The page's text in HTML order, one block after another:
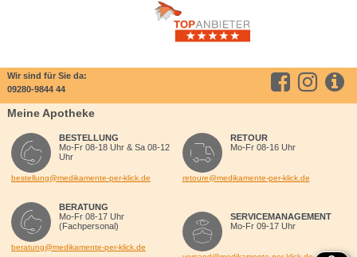
Wir sind für Sie da:
09280-9844 44
Meine Apotheke
BESTELLUNG
Mo-Fr 08-18 Uhr & Sa 08-12
Uhr
bestellung@medikamente-per-klick.de
BERATUNG
Mo-Fr 08-17 Uhr
(Fachpersonal)
beratung@medikamente-per-klick.de
RETOUR
Mo-Fr 08-16 Uhr
retoure@medikamente-per-klick.de
SERVICEMANAGEMENT
Mo-Fr 09-17 Uhr